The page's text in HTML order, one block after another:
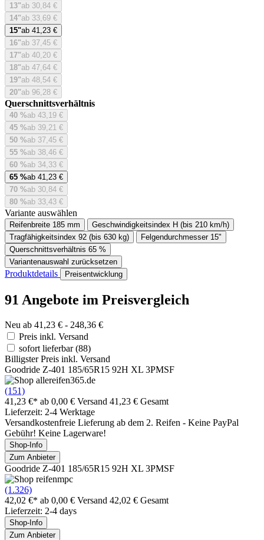
13"ab 30,84 €
14"ab 33,69 €
15"ab 41,23 €
16"ab 37,45 €
17"ab 40,20 €
18"ab 47,64 €
19"ab 48,54 €
20"ab 96,28 €
Querschnittsverhältnis
40 %ab 43,19 €
45 %ab 39,21 €
50 %ab 37,45 €
55 %ab 38,46 €
60 %ab 34,33 €
65 %ab 41,23 €
70 %ab 30,84 €
80 %ab 33,43 €
Variante auswählen
Reifenbreite 185 mm Geschwindigkeitsindex H (bis 210 km/h)
Tragfähigkeitsindex 92 (bis 630 kg) Felgendurchmesser 15"
Querschnittsverhältnis 65 %
Variantenauswahl zurücksetzen
Produktdetails Preisentwicklung
91 Angebote im Preisvergleich
Neu ab 41,23 € - 248,36 €
Preis inkl. Versand
sofort lieferbar(88)
Billigster Preis inkl. Versand
Goodride Z-401 185/65R15 92H XL 3PMSF
(151)
41,23 €* ab 0,00 € Versand 41,23 € Gesamt
Lieferzeit: 2-4 Werktage
Versandkostenfreie Lieferung ab dem 2. Reifen - Keine PayPal
Gebühr! Keine Lagerware!
Shop-Info
Zum Anbieter
Goodride Z-401 185/65R15 92H XL 3PMSF
(1.326)
42,02 €* ab 0,00 € Versand 42,02 € Gesamt
Lieferzeit: 2-4 days
Shop-Info
Zum Anbieter